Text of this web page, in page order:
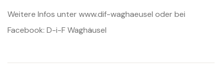
Weitere Infos unter www.dif-waghaeusel oder bei
Facebook: D-i-F Waghäusel